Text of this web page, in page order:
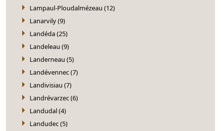
Lampaul-Ploudalmézeau (12)
Lanarvily (9)
Landéda (25)
Landeleau (9)
Landerneau (5)
Landévennec (7)
Landivisiau (7)
Landrévarzec (6)
Landudal (4)
Landudec (5)